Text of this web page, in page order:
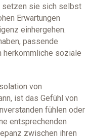
setzen sie sich selbst
Erwartungen
einhergehen.
passende
herkömmliche soziale
von
ist das Gefühl von
fühlen oder
entsprechenden
zwischen ihren